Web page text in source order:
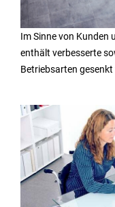
Im Sinne von
enthält verbesserte
Betriebsarten gesenkt